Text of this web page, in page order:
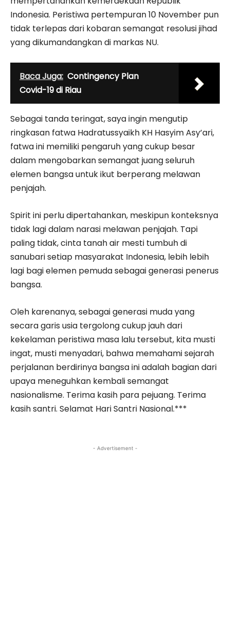
Indonesia. Peristiwa pertempuran 10 November pun
tidak terlepas dari kobaran semangat resolusi jihad
yang dikumandangkan di markas NU.
Baca Juga: Contingency Plan
Covid-19 di Riau
Sebagai tanda teringat, saya ingin mengutip
ringkasan fatwa Hadratussyaikh KH Hasyim Asy’ari,
fatwa ini memiliki pengaruh yang cukup besar
dalam mengobarkan semangat juang seluruh
elemen bangsa untuk ikut berperang melawan
penjajah.
Spirit ini perlu dipertahankan, meskipun konteksnya
tidak lagi dalam narasi melawan penjajah. Tapi
paling tidak, cinta tanah air mesti tumbuh di
sanubari setiap masyarakat Indonesia, lebih lebih
lagi bagi elemen pemuda sebagai generasi penerus
bangsa.
Oleh karenanya, sebagai generasi muda yang
secara garis usia tergolong cukup jauh dari
kekelaman peristiwa masa lalu tersebut, kita musti
ingat, musti menyadari, bahwa memahami sejarah
perjalanan berdirinya bangsa ini adalah bagian dari
upaya meneguhkan kembali semangat
nasionalisme. Terima kasih para pejuang. Terima
kasih santri. Selamat Hari Santri Nasional.***
- Advertisement -